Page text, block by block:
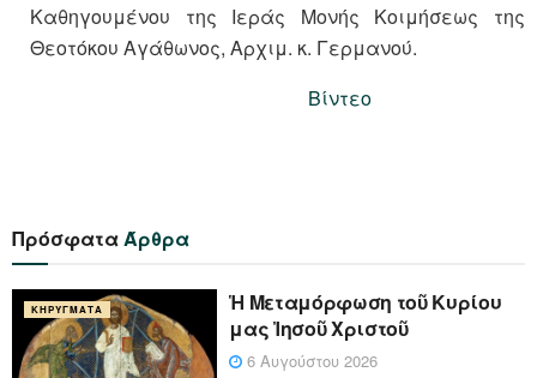
Καθηγουμένου της Ιεράς Μονής Κοιμήσεως της
Θεοτόκου Αγάθωνος, Αρχιμ. κ. Γερμανού.
Βίντεο
ΠρόσφαταΆρθρα
ΚΗΡΎΓΜΑΤΑ
Ἡ Μεταμόρφωση τοῦ Κυρίου
μας Ἰησοῦ Χριστοῦ
6 Αυγούστου 2026